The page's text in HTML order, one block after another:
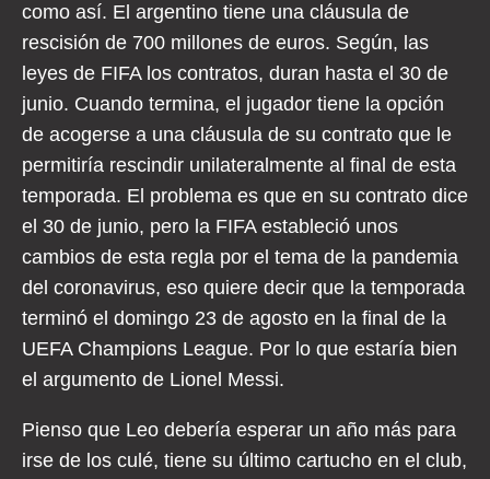
como así. El argentino tiene una cláusula de
rescisión de 700 millones de euros. Según, las
leyes de FIFA los contratos, duran hasta el 30 de
junio. Cuando termina, el jugador tiene la opción
de acogerse a una cláusula de su contrato que le
permitiría rescindir unilateralmente al final de esta
temporada. El problema es que en su contrato dice
el 30 de junio, pero la FIFA estableció unos
cambios de esta regla por el tema de la pandemia
del coronavirus, eso quiere decir que la temporada
terminó el domingo 23 de agosto en la final de la
UEFA Champions League. Por lo que estaría bien
el argumento de Lionel Messi.
Pienso que Leo debería esperar un año más para
irse de los culé, tiene su último cartucho en el club,